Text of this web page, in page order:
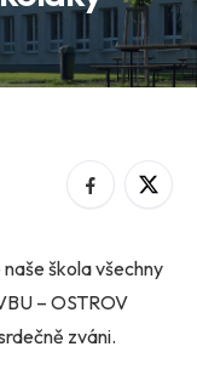
škola všechny
– OSTROV
zváni.